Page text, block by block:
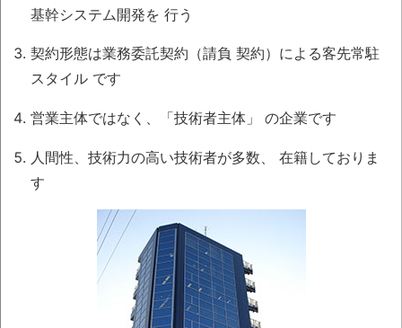
基幹システム開発を行う
契約形態は業務委託契約（請負契約）による客先常駐
スタイル です
営業主体ではなく、「技術者主体」の企業です
人間性、技術力の高い技術者が多数、在籍しておりま
す